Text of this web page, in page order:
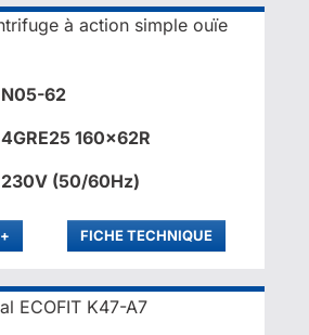
N05-62
4GRE25 160x62R
230V (50/60Hz)
PLUS
+ FICHE TECHNIQUE